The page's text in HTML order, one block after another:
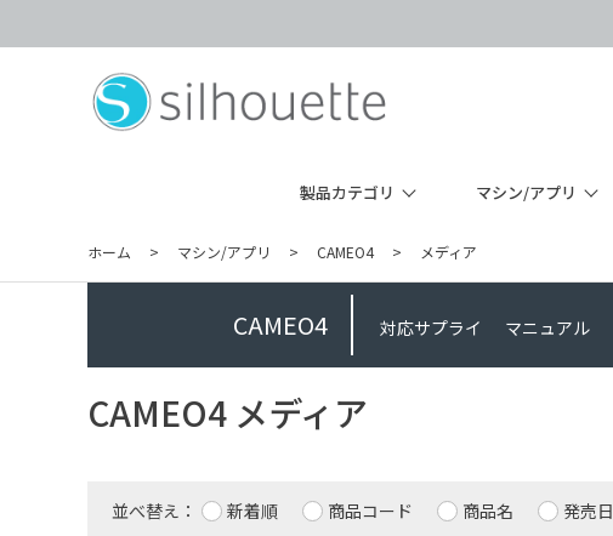
製品カテゴリ マシン/アプリ
ホーム > マシン/アプリ > CAMEO4 > メディア
CAMEO4 対応サプライ マニュアル
CAMEO4 メディア
並べ替え： 新着順 商品コード 商品名 発売日